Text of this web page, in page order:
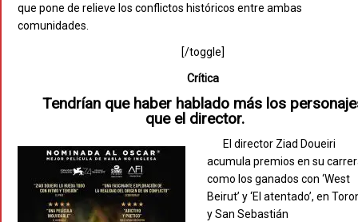
que pone de relieve los conflictos históricos entre ambas
comunidades.
[/toggle]
Crítica
Tendrían que haber hablado más los
que el director.
El director Ziad Doueiri
acumula premios en su
como los ganados con ‘West
Beirut’ y ‘El atentado’, en
y San Sebastián